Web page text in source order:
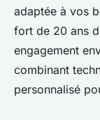
adaptée à vos
fort de 20 ans
engagement
combinant
personnalisé